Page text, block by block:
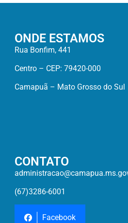
ONDE ESTAMOS
Rua Bonfim, 441
Centro – CEP: 79420-000
Camapuã – Mato Grosso do Sul
CONTATO
(67)3286-6001
Facebook